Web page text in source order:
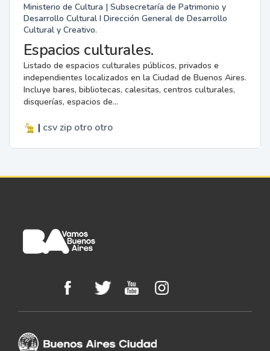
Ministerio de Cultura | Subsecretaría de Patrimonio y
Desarrollo Cultural I Dirección General de Desarrollo
Cultural y Creativo.
Espacios culturales.
Listado de espacios culturales públicos, privados e
independientes localizados en la Ciudad de Buenos Aires.
Incluye bares, bibliotecas, calesitas, centros culturales,
disquerías, espacios de...
| csv zip otro otro